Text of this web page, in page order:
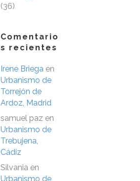
(36)
Comentario
s recientes
Irene Briega en
Urbanismo de
Torrejón de
Ardoz, Madrid
samuel paz en
Urbanismo de
Trebujena,
Cádiz
Silvania en
Urbanismo de